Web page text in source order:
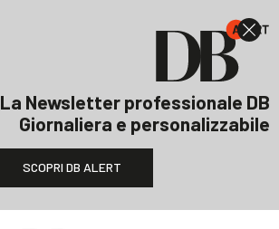
La Newsletter professionale DB
Giornaliera e personalizzabile
SCOPRI DB ALERT